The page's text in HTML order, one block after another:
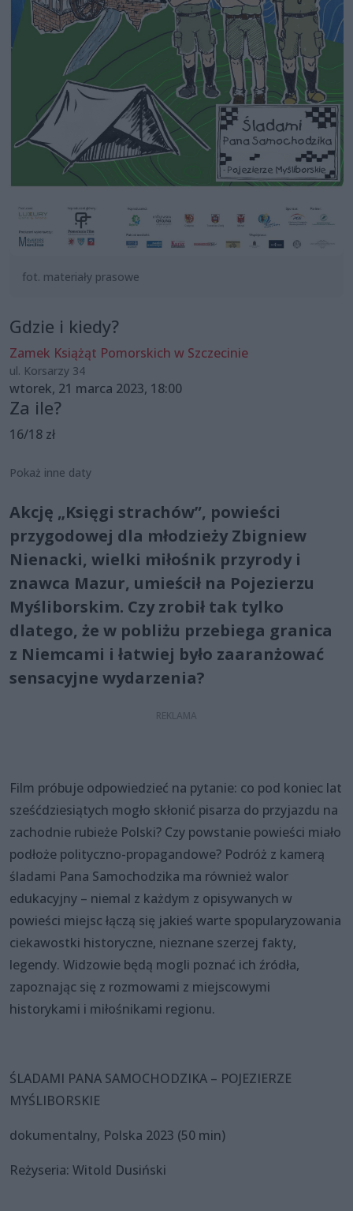
fot. materiały prasowe
Gdzie i kiedy?
Zamek Książąt Pomorskich w Szczecinie
ul. Korsarzy 34
wtorek, 21 marca 2023, 18:00
Za ile?
16/18 zł
Pokaż inne daty
Akcję „Księgi strachów”, powieści
przygodowej dla młodzieży Zbigniew
Nienacki, wielki miłośnik przyrody i
znawca Mazur, umieścił na Pojezierzu
Myśliborskim. Czy zrobił tak tylko
dlatego, że w pobliżu przebiega granica
z Niemcami i łatwiej było zaaranżować
sensacyjne wydarzenia?
Film próbuje odpowiedzieć na pytanie: co pod koniec lat
sześćdziesiątych mogło skłonić pisarza do przyjazdu na
zachodnie rubieże Polski? Czy powstanie powieści miało
podłoże polityczno-propagandowe? Podróż z kamerą
śladami Pana Samochodzika ma również walor
edukacyjny – niemal z każdym z opisywanych w
powieści miejsc łączą się jakieś warte spopularyzowania
ciekawostki historyczne, nieznane szerzej fakty,
legendy. Widzowie będą mogli poznać ich źródła,
zapoznając się z rozmowami z miejscowymi
historykami i miłośnikami regionu.
ŚLADAMI PANA SAMOCHODZIKA – POJEZIERZE
MYŚLIBORSKIE
dokumentalny, Polska 2023 (50 min)
Reżyseria: Witold Dusiński